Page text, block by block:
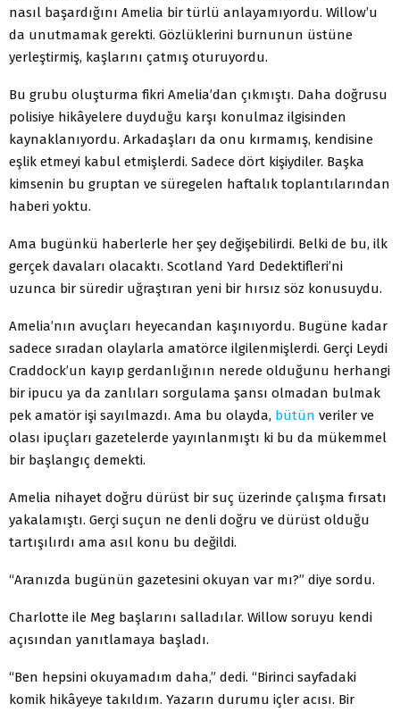
nasıl başardığını Amelia bir türlü anlayamıyordu. Willow’u
da unutmamak gerekti. Gözlüklerini burnunun üstüne
yerleştirmiş, kaşlarını çatmış oturuyordu.
Bu grubu oluşturma fikri Amelia’dan çıkmıştı. Daha doğrusu
polisiye hikâyelere duyduğu karşı konulmaz ilgisinden
kaynaklanıyordu. Arkadaşları da onu kırmamış, kendisine
eşlik etmeyi kabul etmişlerdi. Sadece dört kişiydiler. Başka
kimsenin bu gruptan ve süregelen haftalık toplantılarından
haberi yoktu.
Ama bugünkü haberlerle her şey değişebilirdi. Belki de bu, ilk
gerçek davaları olacaktı. Scotland Yard Dedektifleri’ni
uzunca bir süredir uğraştıran yeni bir hırsız söz konusuydu.
Amelia’nın avuçları heyecandan kaşınıyordu. Bugüne kadar
sadece sıradan olaylarla amatörce ilgilenmişlerdi. Gerçi Leydi
Craddock’un kayıp gerdanlığının nerede olduğunu herhangi
bir ipucu ya da zanlıları sorgulama şansı olmadan bulmak
pek amatör işi sayılmazdı. Ama bu olayda, bütün veriler ve
olası ipuçları gazetelerde yayınlanmıştı ki bu da mükemmel
bir başlangıç demekti.
Amelia nihayet doğru dürüst bir suç üzerinde çalışma fırsatı
yakalamıştı. Gerçi suçun ne denli doğru ve dürüst olduğu
tartışılırdı ama asıl konu bu değildi.
“Aranızda bugünün gazetesini okuyan var mı?” diye sordu.
Charlotte ile Meg başlarını salladılar. Willow soruyu kendi
açısından yanıtlamaya başladı.
“Ben hepsini okuyamadım daha,” dedi. “Birinci sayfadaki
komik hikâyeye takıldım. Yazarın durumu içler acısı. Bir